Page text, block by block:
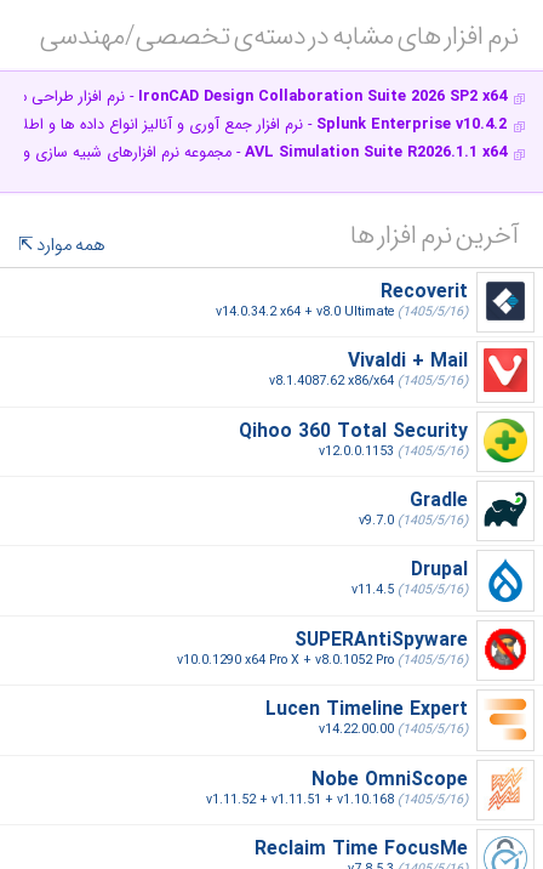
نرم افزار های مشابه در دسته‌ی‌ تخصصی/مهندسی‎
IronCAD Design Collaboration Suite 2026 SP2 x64 - نرم افزار طراحی
Splunk Enterprise v10.4.2 - نرم افزار جمع آوری و آنالیز انواع داده ها و
AVL Simulation Suite R2026.1.1 x64- مجموعه نرم افزارهای شبیه سازی و
آخرین نرم افزار ها
همه موارد
Recoverit
v14.0.34.2 x64 + v8.0 Ultimate (1405/5/16)
Vivaldi + Mail
v8.1.4087.62 x86/x64 (1405/5/16)
Qihoo 360 Total Security
v12.0.0.1153 (1405/5/16)
Gradle
v9.7.0 (1405/5/16)
Drupal
v11.4.5 (1405/5/16)
SUPERAntiSpyware
v10.0.1290 x64 Pro X + v8.0.1052 Pro (1405/5/16)
Lucen Timeline Expert
v14.22.00.00 (1405/5/16)
Nobe OmniScope
v1.11.52 + v1.11.51 + v1.10.168 (1405/5/16)
Reclaim Time FocusMe